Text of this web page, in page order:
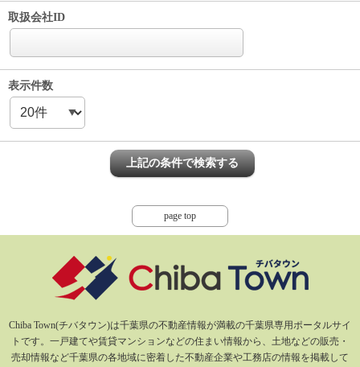
取扱会社ID
表示件数
page top
Chiba Town(チバタウン)は千葉県の不動産情報が満載の千葉県専用ポータルサイ
トです。一戸建てや賃貸マンションなどの住まい情報から、土地などの販売・
売却情報など千葉県の各地域に密着した不動産企業や工務店の情報を掲載して